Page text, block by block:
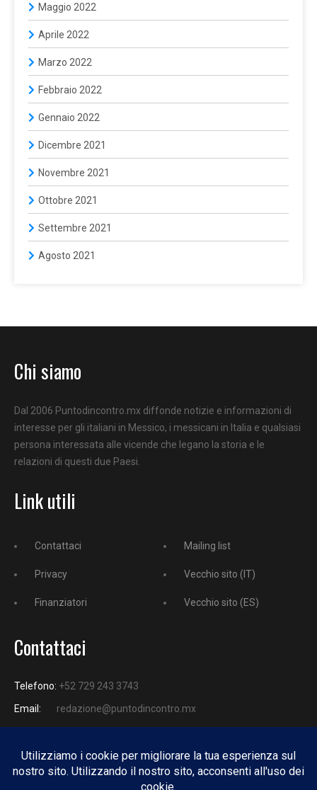
Maggio 2022
Aprile 2022
Marzo 2022
Febbraio 2022
Gennaio 2022
Dicembre 2021
Novembre 2021
Ottobre 2021
Settembre 2021
Agosto 2021
Chi siamo
Dal 2006 Puntodincontro.mx diffonde notizie e informazioni di
interesse per gli italiani in Messico, i messicani in Italia e qualsiasi
persona interessata alle vicende che legano la storia e le
relazioni di questi due Paesi.
Link utili
Contattaci
Privacy
Finanziatori
Mailing list
Vecchio sito (IT)
Vecchio sito (ES)
Contattaci
Telefono: +52 729 243 3743
Email:
redazione@puntodincontro.mx
PUNTODINCONTRO